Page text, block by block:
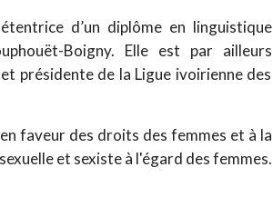
d’un diplôme en linguistique
Boigny. Elle est par ailleurs
présidente de la Ligue ivoirienne des
faveur des droits des femmes et à la
et sexiste à l'égard des femmes.